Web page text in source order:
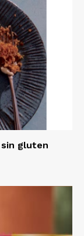
sin gluten